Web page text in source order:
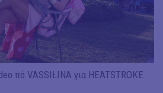
πό VASSIŁINA για HEATSTROKE